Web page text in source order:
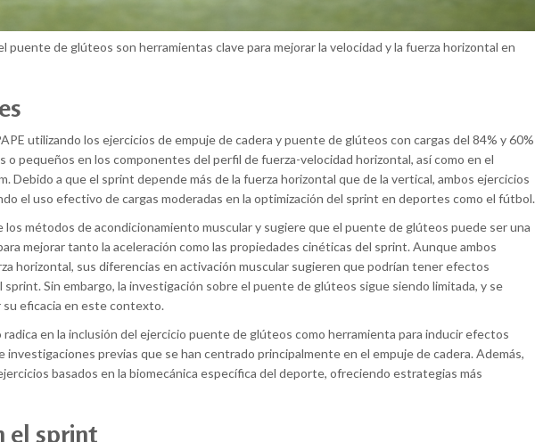
puente de glúteos son herramientas clave para mejorar la velocidad y la fuerza horizontal en
utilizando los ejercicios de empuje de cadera y puente de glúteos con cargas del 84% y 60%
pequeños en los componentes del perfil de fuerza-velocidad horizontal, así como en el
Debido a que el sprint depende más de la fuerza horizontal que de la vertical, ambos ejercicios
el uso efectivo de cargas moderadas en la optimización del sprint en deportes como el fútbol.
los métodos de acondicionamiento muscular y sugiere que el puente de glúteos puede ser una
mejorar tanto la aceleración como las propiedades cinéticas del sprint. Aunque ambos
horizontal, sus diferencias en activación muscular sugieren que podrían tener efectos
Sin embargo, la investigación sobre el puente de glúteos sigue siendo limitada, y se
eficacia en este contexto.
en la inclusión del ejercicio puente de glúteos como herramienta para inducir efectos
investigaciones previas que se han centrado principalmente en el empuje de cadera. Además,
basados en la biomecánica específica del deporte, ofreciendo estrategias más
el sprint